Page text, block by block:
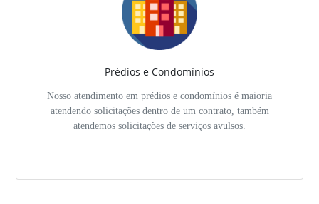
Prédios e Condomínios
Nosso atendimento em prédios e condomínios é maioria
atendendo solicitações dentro de um contrato, também
atendemos solicitações de serviços avulsos.